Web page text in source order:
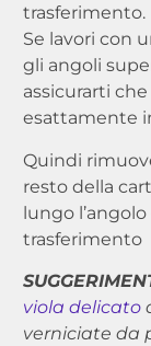
trasferimento.
Se lavori con
gli angoli
assicurarti
esattamente
Quindi
resto della
lungo
trasferimento
viola delicato
verniciate da